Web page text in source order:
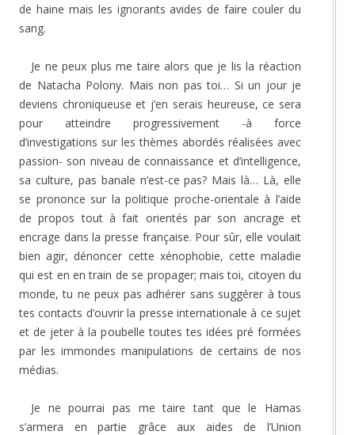
de haine mais les ignorants avides de faire couler du
sang.
Je ne peux plus me taire alors que je lis la réaction
de Natacha Polony. Mais non pas toi… Si un jour je
deviens chroniqueuse et j’en serais heureuse, ce sera
pour atteindre progressivement -à force
d’investigations sur les thèmes abordés réalisées avec
passion- son niveau de connaissance et d’intelligence,
sa culture, pas banale n’est-ce pas? Mais là… Là, elle
se prononce sur la politique proche-orientale à l’aide
de propos tout à fait orientés par son ancrage et
encrage dans la presse française. Pour sûr, elle voulait
bien agir, dénoncer cette xénophobie, cette maladie
qui est en en train de se propager; mais toi, citoyen du
monde, tu ne peux pas adhérer sans suggérer à tous
tes contacts d’ouvrir la presse internationale à ce sujet
et de jeter à la poubelle toutes tes idées pré formées
par les immondes manipulations de certains de nos
médias.
Je ne pourrai pas me taire tant que le Hamas
s’armera en partie grâce aux aides de l’Union